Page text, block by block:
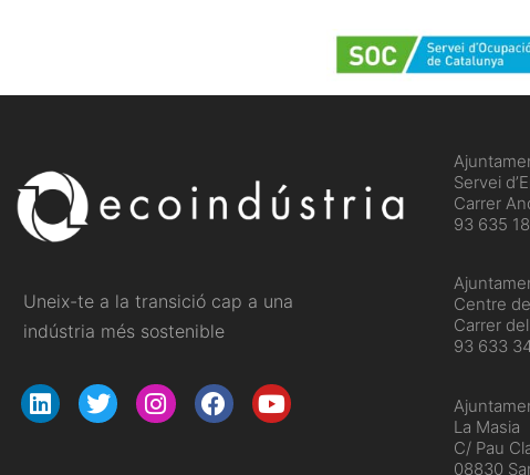
Uneix-te a la transició cap a una
indústria més sostenible
Servei
Carrer
93 635
Centre
Carrer
93 633
La Masia
C/ Pau
08830